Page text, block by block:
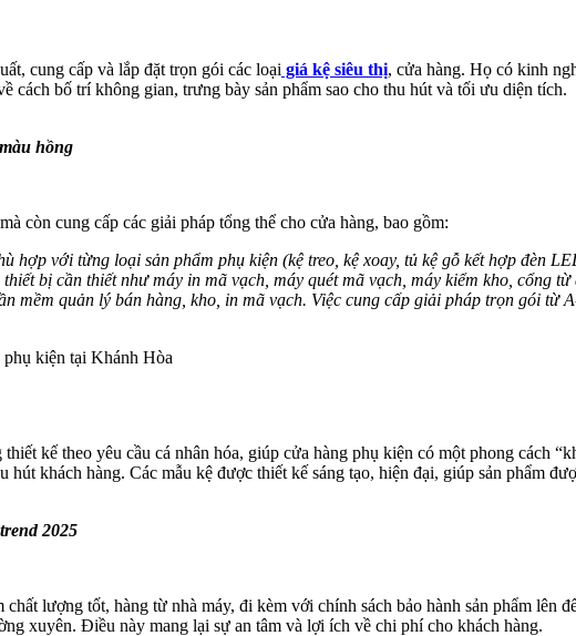
cung cấp và lắp đặt trọn gói các loại giá kệ siêu thị, cửa hàng. Họ có kinh
cách bố trí không gian, trưng bày sản phẩm sao cho thu hút và tối ưu diện tích.
hồng
còn cung cấp các giải pháp tổng thể cho cửa hàng, bao gồm:
hợp với từng loại sản phẩm phụ kiện (kệ treo, kệ xoay, tủ kệ gỗ kết hợp đèn
bị cần thiết như máy in mã vạch, máy quét mã vạch, máy kiểm kho, cổng
mềm quản lý bán hàng, kho, in mã vạch. Việc cung cấp giải pháp trọn gói
kế theo yêu cầu cá nhân hóa, giúp cửa hàng phụ kiện có một phong cách
hút khách hàng. Các mẫu kệ được thiết kế sáng tạo, hiện đại, giúp sản phẩm
2025
chất lượng tốt, hàng từ nhà máy, đi kèm với chính sách bảo hành sản phẩm
xuyên. Điều này mang lại sự an tâm và lợi ích về chi phí cho khách hàng.